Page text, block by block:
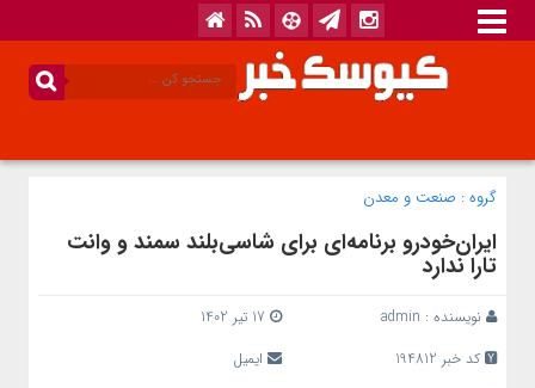
گروه : صنعت و معدن
ایران‌خودرو برنامه‌ای برای شاسی‌بلند سمند و وانت
تارا ندارد
نویسنده : admin
کد خبر 194812
ایمیل